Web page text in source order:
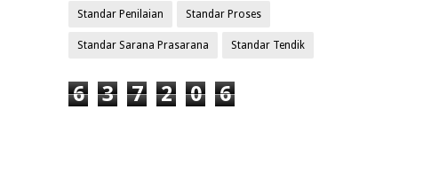
Standar Penilaian Standar Proses
Standar Sarana Prasarana Standar Tendik
6 3 7 2 0 6